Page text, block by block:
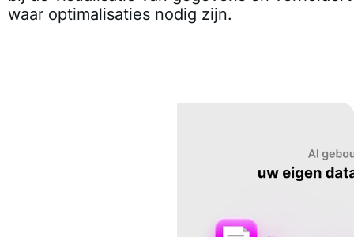
waar optimalisaties nodig zijn.